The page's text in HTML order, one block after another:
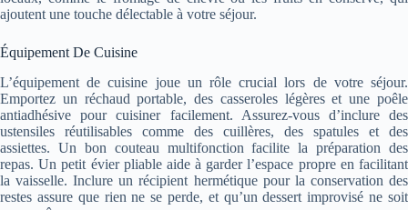
ajoutent une touche délectable à votre séjour.
Équipement De Cuisine
L’équipement de cuisine joue un rôle crucial lors de votre séjour.
Emportez un réchaud portable, des casseroles légères et une poêle
antiadhésive pour cuisiner facilement. Assurez-vous d’inclure des
ustensiles réutilisables comme des cuillères, des spatules et des
assiettes. Un bon couteau multifonction facilite la préparation des
repas. Un petit évier pliable aide à garder l’espace propre en facilitant
la vaisselle. Inclure un récipient hermétique pour la conservation des
restes assure que rien ne se perde, et qu’un dessert improvisé ne soit